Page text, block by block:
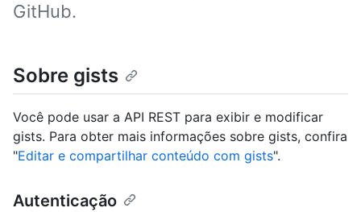
GitHub.
Sobre gists
Você pode usar a API REST para exibir e modificar
gists. Para obter mais informações sobre gists, confira
"Editar e compartilhar conteúdo com gists".
Autenticação